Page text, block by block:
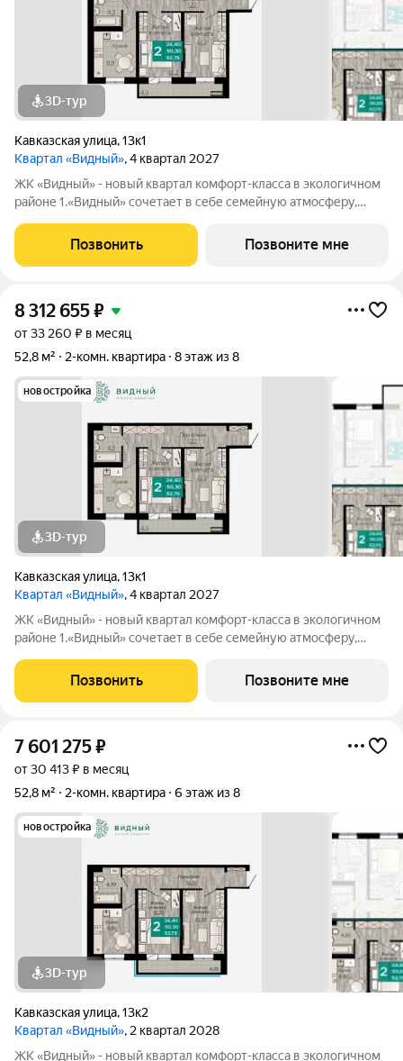
3D-тур
Кавказская улица,13к1
Квартал «Видный», 4 квартал 2027
ЖК «Видный» - новый квартал комфорт-класса в экологичном
районе 1.«Видный» сочетает в себе семейную атмосферу,
дома. 2.В шаговой доступности находятся школы, детские
сады, медицинские
Позвонить Позвоните мне
8 312 655₽
от 33 260 ₽ в месяц
52,8 м²
2-комн. квартира 8 этаж из 8
новостройка
3D-тур
Кавказская улица,13к1
Квартал «Видный», 4 квартал 2027
ЖК «Видный» - новый квартал комфорт-класса в экологичном
районе 1.«Видный» сочетает в себе семейную атмосферу,
дома. 2.В шаговой доступности находятся школы, детские
сады, медицинские
Позвонить Позвоните мне
7 601 275₽
от 30 413 ₽ в месяц
52,8 м²
2-комн. квартира 6 этаж из 8
новостройка
3D-тур
Кавказская улица,13к2
Квартал «Видный», 2 квартал 2028
ЖК «Видный» - новый квартал комфорт-класса в экологичном